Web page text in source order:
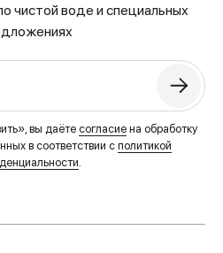
чистой воде и специальных
вы даёте согласие на обработку
в соответствии с политикой
.